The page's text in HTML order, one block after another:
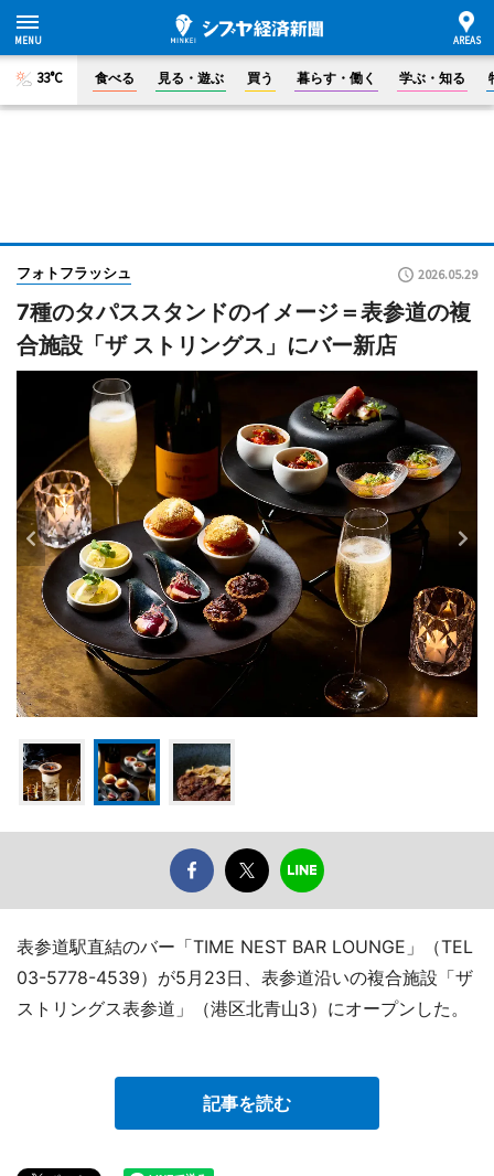
33°C 食べる 見る・遊ぶ 買う 暮らす・働く 学ぶ・知る
フォトフラッシュ 2026.05.29
7種のタパススタンドのイメージ＝表参道の複
合施設「ザ ストリングス」にバー新店
表参道駅直結のバー「TIME NEST BAR LOUNGE」（TEL
03-5778-4539）が5月23日、表参道沿いの複合施設「ザ
ストリングス表参道」（港区北青山3）にオープンした。
記事を読む